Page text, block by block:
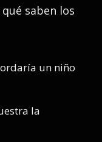
saben los
un niño
la